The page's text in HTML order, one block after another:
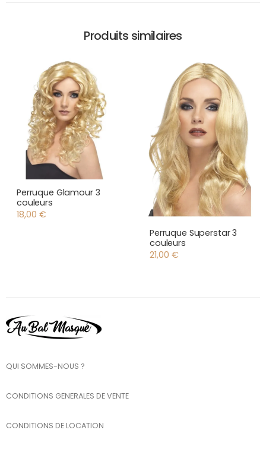
Produits similaires
Perruque Glamour 3
couleurs
18,00 €
Perruque Superstar 3
couleurs
21,00 €
QUI SOMMES-NOUS ?
CONDITIONS GENERALES DE VENTE
CONDITIONS DE LOCATION